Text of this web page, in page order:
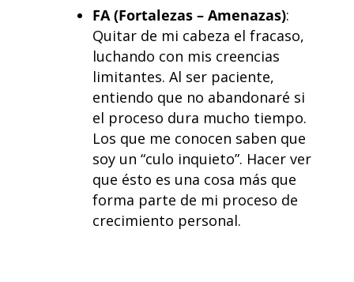
FA (Fortalezas – Amenazas):
Quitar de mi cabeza el fracaso,
luchando con mis creencias
limitantes. Al ser paciente,
entiendo que no abandonaré si
el proceso dura mucho tiempo.
Los que me conocen saben que
soy un “culo inquieto”. Hacer ver
que ésto es una cosa más que
forma parte de mi proceso de
crecimiento personal.